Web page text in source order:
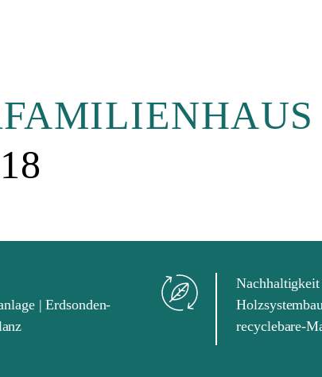
| Erdsonden-
Nachhaltigkeit
recyclebare-